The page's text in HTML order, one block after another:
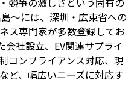
〜には、深圳・広東省への
ス専門家が多数登録してお
会社設立、EV関連サプライ
コンプライアンス対応、現
ど、幅広いニーズに対応す